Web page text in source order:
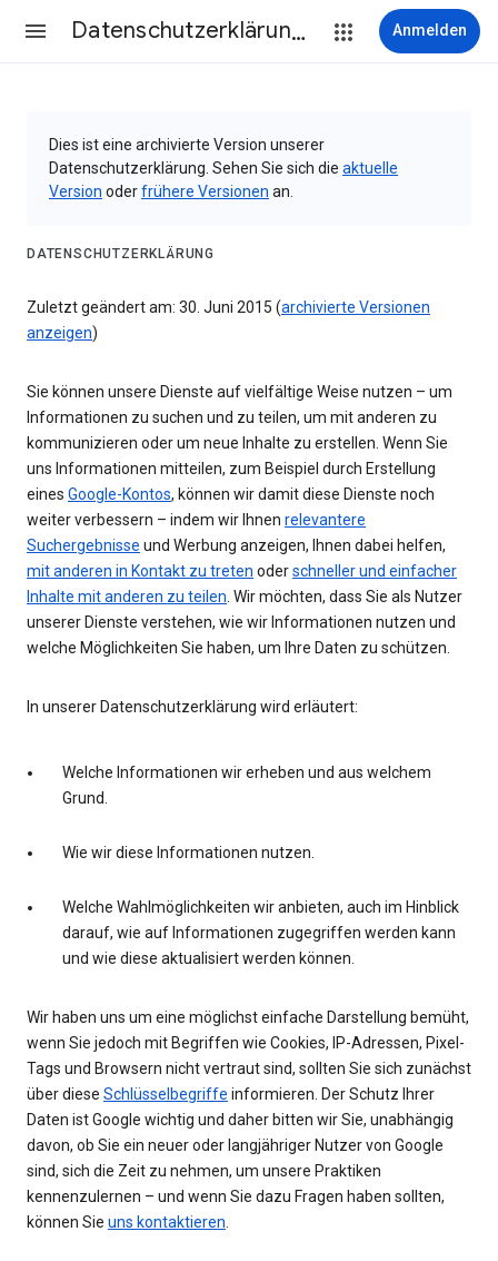
Datenschutzerklärung & Nutzungsbedingungen Anmelden
Dies ist eine archivierte Version unserer
Datenschutzerklärung. Sehen Sie sich die aktuelle
Version oderfrühere Versionen an.
DATENSCHUTZERKLÄRUNG
Zuletzt geändert am: 30. Juni 2015 (archivierte Versionen
anzeigen)
Sie können unsere Dienste auf vielfältige Weise nutzen – um
Informationen zu suchen und zu teilen, um mit anderen zu
kommunizieren oder um neue Inhalte zu erstellen. Wenn Sie
uns Informationen mitteilen, zum Beispiel durch Erstellung
eines Google-Kontos, können wir damit diese Dienste noch
weiter verbessern – indem wir Ihnen relevantere
Suchergebnisse und Werbung anzeigen, Ihnen dabei helfen,
mit anderen in Kontakt zu treten oderschneller und einfacher
Inhalte mit anderen zu teilen. Wir möchten, dass Sie als Nutzer
unserer Dienste verstehen, wie wir Informationen nutzen und
welche Möglichkeiten Sie haben, um Ihre Daten zu schützen.
In unserer Datenschutzerklärung wird erläutert:
Welche Informationen wir erheben und aus welchem
Grund.
Wie wir diese Informationen nutzen.
Welche Wahlmöglichkeiten wir anbieten, auch im Hinblick
darauf, wie auf Informationen zugegriffen werden kann
und wie diese aktualisiert werden können.
Wir haben uns um eine möglichst einfache Darstellung bemüht,
wenn Sie jedoch mit Begriffen wie Cookies, IP-Adressen, Pixel-
Tags und Browsern nicht vertraut sind, sollten Sie sich zunächst
über diese Schlüsselbegriffe informieren. Der Schutz Ihrer
Daten ist Google wichtig und daher bitten wir Sie, unabhängig
davon, ob Sie ein neuer oder langjähriger Nutzer von Google
sind, sich die Zeit zu nehmen, um unsere Praktiken
kennenzulernen – und wenn Sie dazu Fragen haben sollten,
können Sie uns kontaktieren.